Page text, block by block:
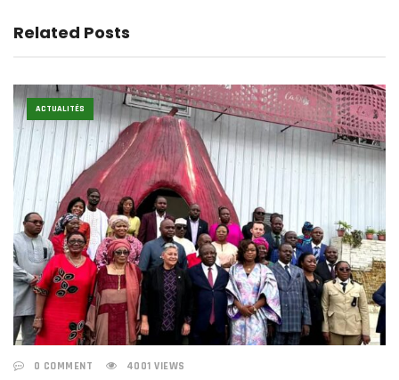
Related Posts
ACTUALITÉS
0 COMMENT 4001 VIEWS